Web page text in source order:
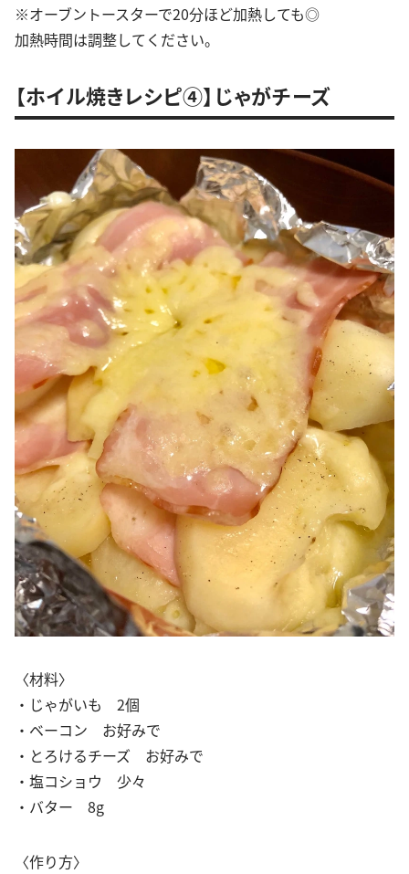
※オーブントースターで20分ほど加熱しても◎
加熱時間は調整してください。
【ホイル焼きレシピ④】じゃがチーズ
〈材料〉
・じゃがいも 2個
・ベーコン お好みで
・とろけるチーズ お好みで
・塩コショウ 少々
・バター 8g
〈作り方〉